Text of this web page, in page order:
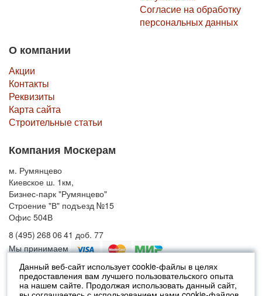
Данный веб-сайт использует cookie-файлы в целях
предоставления вам лучшего пользовательского опыта
на нашем сайте. Продолжая использовать данный сайт,
Согласие на обработку
персональных данных
О компании
Акции
Контакты
Реквизиты
Карта сайта
Строительные статьи
Компания Москерам
м. Румянцево
Киевское ш. 1км,
Бизнес-парк "Румянцево"
Строение "В" подъезд №15
Офис 504В
8 (495) 268 06 41 доб. 77
Мы принимаем
© 2010-2026 Москерам
Указанные на сайте цены не являются публичной офертой (ст.435 ГК